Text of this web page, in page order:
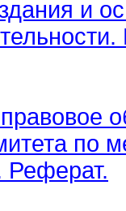
и
по